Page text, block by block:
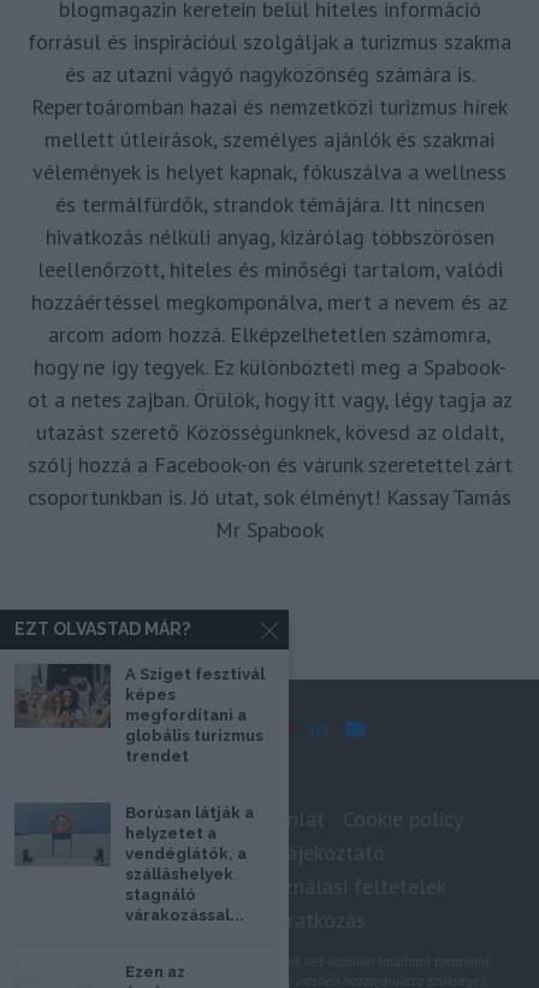
blogmagazin keretein belül hiteles információ
forrásul és inspirációul szolgáljak a turizmus szakma
és az utazni vágyó nagyközönség számára is.
Repertoáromban hazai és nemzetközi turizmus hírek
mellett útleírások, személyes ajánlók és szakmai
vélemények is helyet kapnak, fókuszálva a wellness
és termálfürdők, strandok témájára. Itt nincsen
hivatkozás nélküli anyag, kizárólag többszörösen
leellenőrzött, hiteles és minőségi tartalom, valódi
hozzáértéssel megkomponálva, mert a nevem és az
arcom adom hozzá. Elképzelhetetlen számomra,
hogy ne így tegyek. Ez különbözteti meg a Spabook-
ot a netes zajban. Örülök, hogy itt vagy, légy tagja az
utazást szerető Közösségünknek, kövesd az oldalt,
szólj hozzá a Facebook-on és várunk szeretettel zárt
csoportunkban is. Jó utat, sok élményt! Kassay Tamás
Mr Spabook
Impresszum Médiaajánlat
Adatkezelési tájékoztató
Szerzői jogok, felhasználási feltételek
Hírlevél feliratkozás
felhasználásához, újraközléséhez a szerző írásbeli hozzájárulása szükséges.
EZT OLVASTAD MÁR?
A Sziget fesztivál
képes
megfordítani a
globális turizmus
trendet
Borúsan látják a
helyzetet a
vendéglátók, a
szálláshelyek
stagnáló
várakozással...
Ezen az